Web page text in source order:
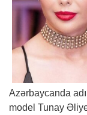
Azərbaycanda
model Tunay